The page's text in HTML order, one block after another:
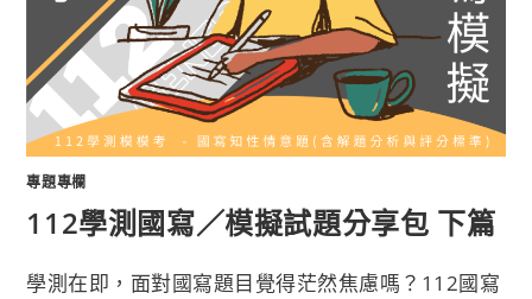
專題專欄
112學測國寫／模擬試題分享包 下篇
學測在即，面對國寫題目覺得茫然焦慮嗎？112國寫